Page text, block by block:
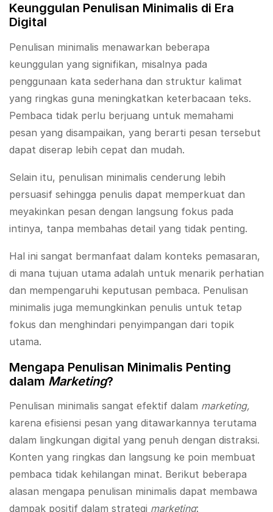
Keunggulan Penulisan Minimalis di Era
Digital
Penulisan minimalis menawarkan beberapa
keunggulan yang signifikan, misalnya pada
penggunaan kata sederhana dan struktur kalimat
yang ringkas guna meningkatkan keterbacaan teks.
Pembaca tidak perlu berjuang untuk memahami
pesan yang disampaikan, yang berarti pesan tersebut
dapat diserap lebih cepat dan mudah.
Selain itu, penulisan minimalis cenderung lebih
persuasif sehingga penulis dapat memperkuat dan
meyakinkan pesan dengan langsung fokus pada
intinya, tanpa membahas detail yang tidak penting.
Hal ini sangat bermanfaat dalam konteks pemasaran,
di mana tujuan utama adalah untuk menarik perhatian
dan mempengaruhi keputusan pembaca. Penulisan
minimalis juga memungkinkan penulis untuk tetap
fokus dan menghindari penyimpangan dari topik
utama.
Mengapa Penulisan Minimalis Penting
dalam Marketing?
Penulisan minimalis sangat efektif dalam marketing,
karena efisiensi pesan yang ditawarkannya terutama
dalam lingkungan digital yang penuh dengan distraksi.
Konten yang ringkas dan langsung ke poin membuat
pembaca tidak kehilangan minat. Berikut beberapa
alasan mengapa penulisan minimalis dapat membawa
dampak positif dalam strategi marketing: